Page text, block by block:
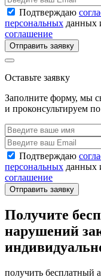
Подтверждаю
персональных данных
соглашение
Отправить заявку
Оставьте заявку
Заполните форму, мы
и проконсультируем
Подтверждаю
персональных данных
соглашение
Отправить заявку
Получите
нарушений
получить бесплатный